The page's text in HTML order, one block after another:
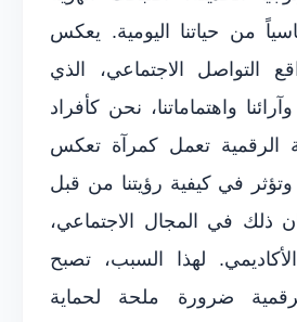
من حياتنا اليومية. يعكس
التواصل الاجتماعي، الذي
واهتماماتنا، نحن كأفراد
الرقمية تعمل كمرآة تعكس
في كيفية رؤيتنا من قبل
ذلك في المجال الاجتماعي،
لهذا السبب، تصبح
ضرورة ملحة لحماية